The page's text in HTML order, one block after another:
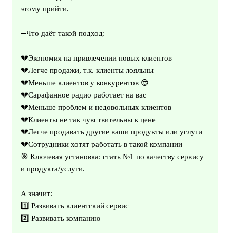
этому прийти.
➖Что даёт такой подход:
💔Экономия на привлечении новых клиентов
💔Легче продажи, т.к. клиенты лояльны
💔Меньше клиентов у конкурентов 😎
💔Сарафанное радио работает на вас
💔Меньше проблем и недовольных клиентов
💔Клиенты не так чувствительны к цене
💔Легче продавать другие ваши продукты или услуги
💔Сотрудники хотят работать в такой компании
🎯 Ключевая установка: стать №1 по качеству сервису
и продукта/услуги.
А значит:
1️⃣ Развивать клиентский сервис
2️⃣ Развивать компанию